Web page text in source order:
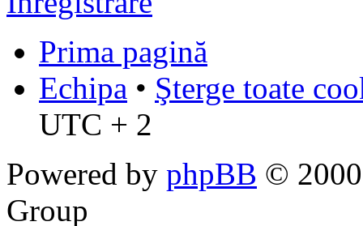
Prima pagină
Echipa • Şterge toate
UTC + 2
Powered by phpBB ©
Group